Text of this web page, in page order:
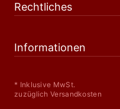
Rechtliches
Informationen
* Inklusive MwSt.
zuzüglich Versandkosten